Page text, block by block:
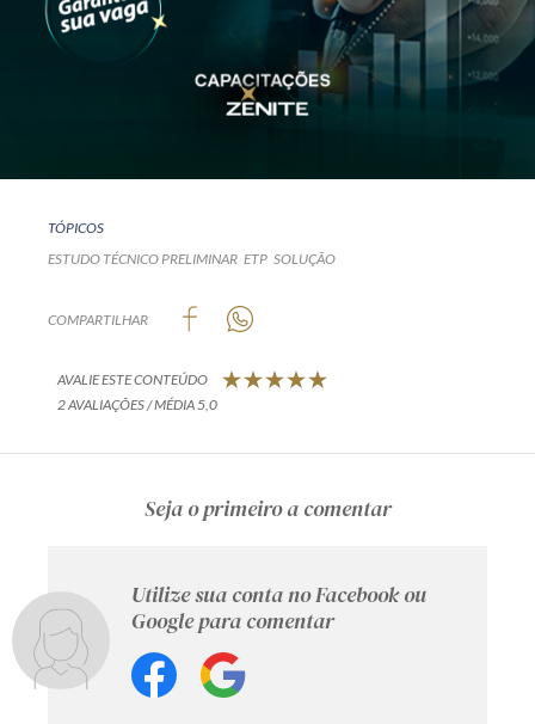
TÓPICOS
ESTUDO TÉCNICO PRELIMINAR ETP SOLUÇÃO
COMPARTILHAR
AVALIE ESTE CONTEÚDO
2 AVALIAÇÕES / MÉDIA 5,0
Seja o primeiro a comentar
Utilize sua conta no Facebook ou
Google para comentar